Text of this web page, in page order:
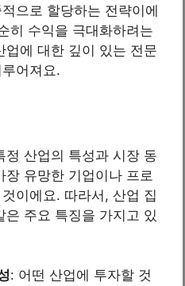
으로 할당하는 전략이에
히 수익을 극대화하려는
업에 대한 깊이 있는 전문
어져요.
정 산업의 특성과 시장 동
유망한 기업이나 프로
이에요. 따라서, 산업 집
주요 특징을 가지고 있
: 어떤 산업에 투자할 것